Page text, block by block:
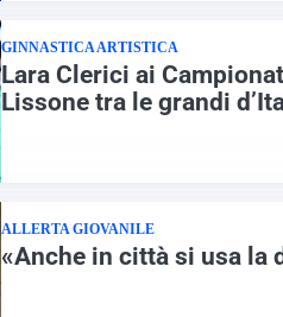
GINNASTICA ARTISTICA
Lara Clerici ai
Lissone tra le grandi
ALLERTA GIOVANILE
«Anche in città si usa la